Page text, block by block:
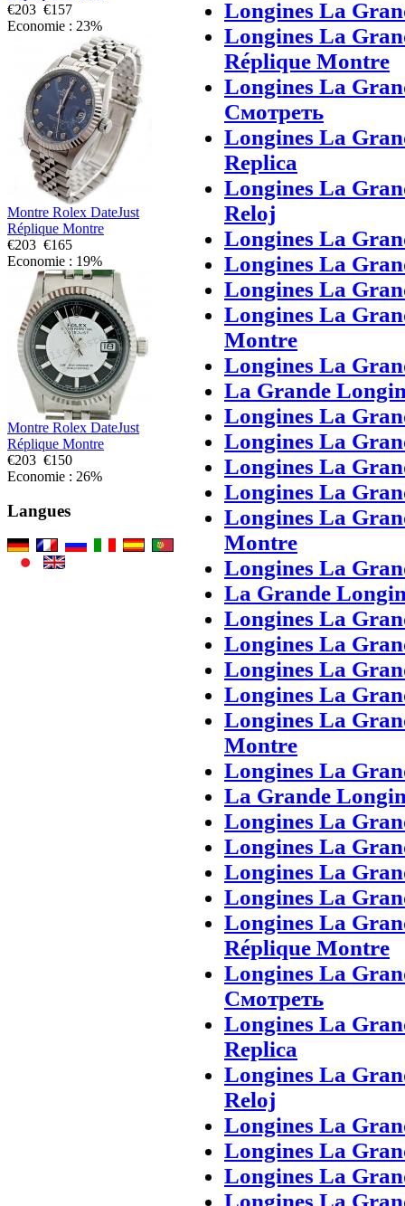
€203 €157
Economie : 23%
Montre Rolex DateJust
Réplique Montre
€203 €165
Economie : 19%
Montre Rolex DateJust
Réplique Montre
€203 €150
Economie : 26%
Langues
Longines La
Longines La
Réplique Montre
Longines La
Смотреть
Longines La
Replica
Longines La
Reloj
Longines La
Longines La
Longines La
Longines La
Montre
Longines La
La Grande
Longines La
Longines La
Longines La
Longines La
Longines La
Montre
Longines La
La Grande
Longines La
Longines La
Longines La
Longines La
Longines La
Montre
Longines La
La Grande
Longines La
Longines La
Longines La
Longines La
Longines La
Réplique Montre
Longines La
Смотреть
Longines La
Replica
Longines La
Reloj
Longines La
Longines La
Longines La
Longines La